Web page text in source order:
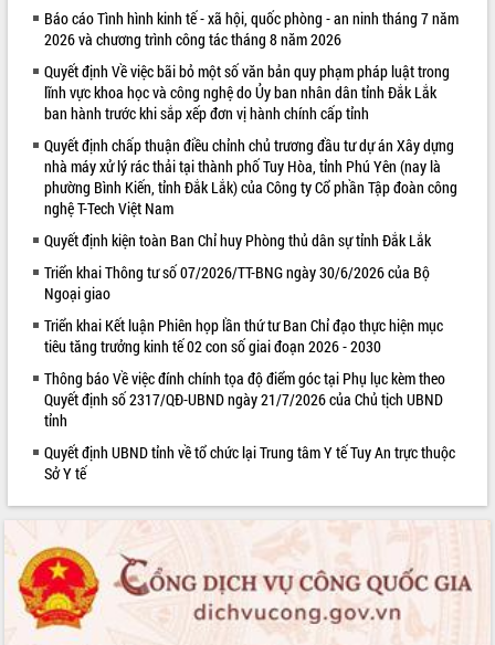
Báo cáo Tình hình kinh tế - xã hội, quốc phòng - an ninh tháng 7 năm
2026 và chương trình công tác tháng 8 năm 2026
Quyết định Về việc bãi bỏ một số văn bản quy phạm pháp luật trong
lĩnh vực khoa học và công nghệ do Ủy ban nhân dân tỉnh Đắk Lắk
ban hành trước khi sắp xếp đơn vị hành chính cấp tỉnh
Quyết định chấp thuận điều chỉnh chủ trương đầu tư dự án Xây dựng
nhà máy xử lý rác thải tại thành phố Tuy Hòa, tỉnh Phú Yên (nay là
phường Bình Kiến, tỉnh Đắk Lắk) của Công ty Cổ phần Tập đoàn công
nghệ T-Tech Việt Nam
Quyết định kiện toàn Ban Chỉ huy Phòng thủ dân sự tỉnh Đắk Lắk
Triển khai Thông tư số 07/2026/TT-BNG ngày 30/6/2026 của Bộ
Ngoại giao
Triển khai Kết luận Phiên họp lần thứ tư Ban Chỉ đạo thực hiện mục
tiêu tăng trưởng kinh tế 02 con số giai đoạn 2026 - 2030
Thông báo Về việc đính chính tọa độ điểm góc tại Phụ lục kèm theo
Quyết định số 2317/QĐ-UBND ngày 21/7/2026 của Chủ tịch UBND
tỉnh
Quyết định UBND tỉnh về tổ chức lại Trung tâm Y tế Tuy An trực thuộc
Sở Y tế